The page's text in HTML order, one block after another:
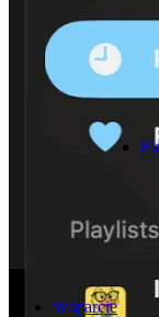
Wsparcie